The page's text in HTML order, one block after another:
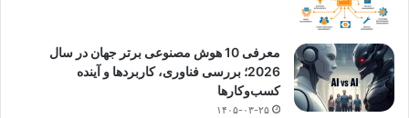
معرفی 10 هوش مصنوعی برتر جهان در سال
2026؛ بررسی فناوری، کاربردها و آینده
کسب‌وکارها
۱۴۰۵-۰۳-۲۵